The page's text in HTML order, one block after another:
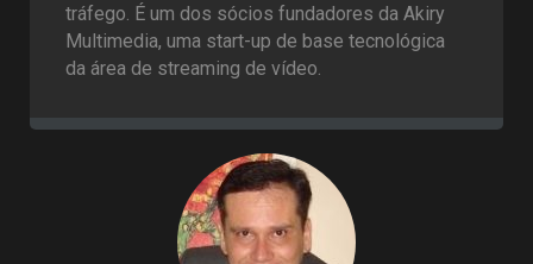
tráfego. É um dos sócios fundadores da Akiry
Multimedia, uma start-up de base tecnológica
da área de streaming de vídeo.